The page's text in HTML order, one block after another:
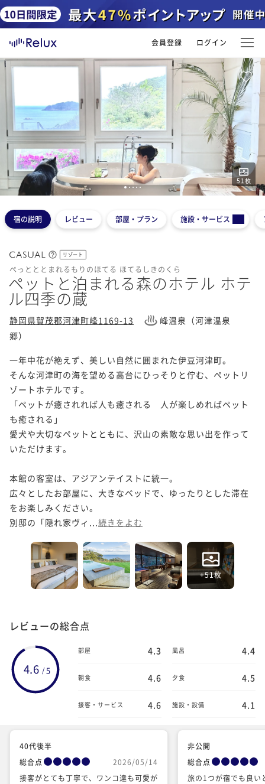
会員登録 ログイン
51 枚
12345
宿の説明 レビュー 部屋・プラン 施設・サービス
リゾート
ぺっとととまれるもりのほてる ほてるしきのくら
ペットと泊まれる森のホテル ホテ
ル四季の蔵
静岡県賀茂郡河津町峰1169-13
峰温泉（河津温泉
郷）
一年中花が絶えず、美しい自然に囲まれた伊豆河津町。
そんな河津町の海を望める高台にひっそりと佇む、ペットリ
ゾートホテルです。
「ペットが癒されれば人も癒される　人が楽しめればペット
も癒される」
愛犬や大切なペットとともに、沢山の素敵な思い出を作って
いただけます。
本館の客室は、アジアンテイストに統一。
広々としたお部屋に、大きなベッドで、ゆったりとした滞在
をお楽しみください。
別邸の「隠れ家ヴィ... 続きをよむ
+51枚
レビューの総合点
4.6 / 5
部屋 4.3 風呂 4.4
朝食 4.6 夕食 4.5
接客・サービス 4.6 施設・設備 4.1
40代後半
総合点
2026/05/14
接客がとても丁寧で、ワンコ達も可愛が
非公開
総合点
旅の1つが宿でも良い